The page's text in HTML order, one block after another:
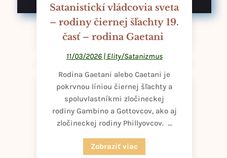
Satanistickí vládcovia sveta
– rodiny čiernej šľachty 19.
časť – rodina Gaetani
11/03/2026| Elity/Satanizmus
Rodina Gaetani alebo Caetani je
pokrvnou líniou čiernej šľachty a
spoluvlastníkmi zločineckej
rodiny Gambino a Gottovcov, ako aj
zločineckej rodiny Phillyovcov. ...
Zobraziť viac